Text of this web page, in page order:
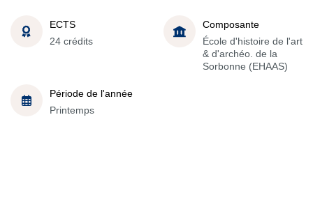
ECTS
24 crédits
Composante
École d'histoire de l'art
& d'archéo. de la
Sorbonne (EHAAS)
Période de l'année
Printemps